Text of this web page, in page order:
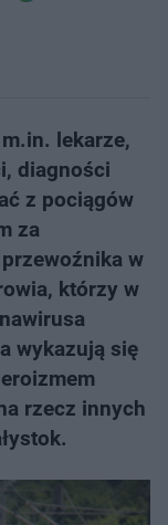
lekarze,
diagności
z pociągów
za
w
którzy w
wykazują się
rzecz innych